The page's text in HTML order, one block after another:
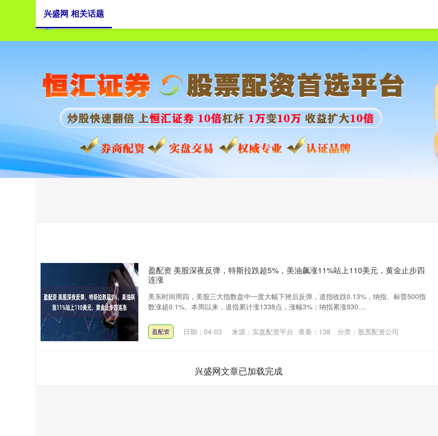
兴盛网 相关话题
盈配资 美股深夜反弹，特斯拉跌超5%，美油飙涨11%站上110美元，黄金止步四
连涨
美东时间周四，美股三大指数盘中一度大幅下挫后反弹，道指收跌0.13%，纳指、标普500指
数涨超0.1%。本周以来，道指累计涨1338点，涨幅3%；纳指累涨930....
盈配资 日期：04-03 来源：实盘配资平台 查看： 138 分类： 股票配资公司
兴盛网文章已加载完成